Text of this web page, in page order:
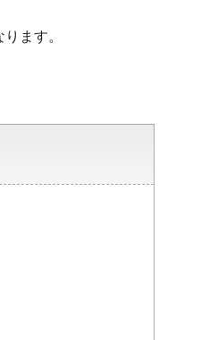
ます。